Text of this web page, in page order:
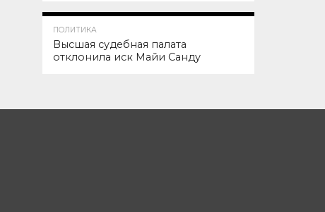
ПОЛИТИКА
Высшая судебная палата
отклонила иск Майи Санду